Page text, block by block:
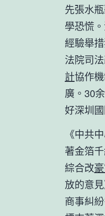
先張水
學恐慌
經驗舉
法院司
計協作
廣。30
好深圳
《中共
著金箔
綜合改
放的意
商事糾